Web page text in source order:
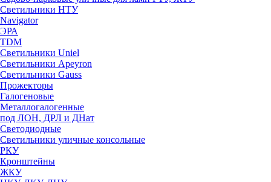
Светильники НТУ
Navigator
ЭРА
TDM
Светильники Uniel
Светильники Apeyron
Светильники Gauss
Прожекторы
Галогеновые
Металлогалогенные
под ЛОН, ДРЛ и ДНат
Светодиодные
Светильники уличные консольные
РКУ
Кронштейны
ЖКУ